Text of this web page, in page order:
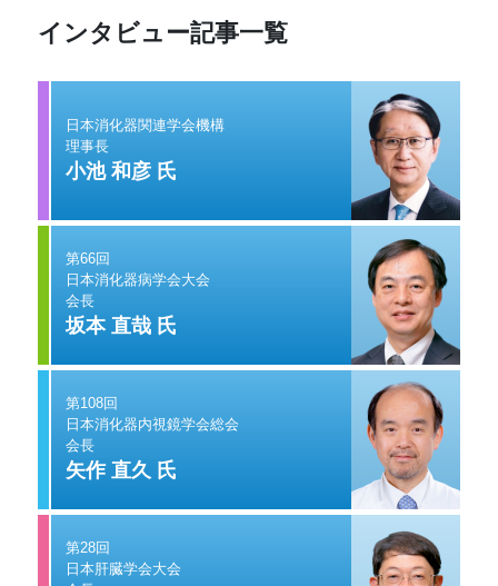
インタビュー記事一覧
日本消化器関連学会機構
理事長
小池 和彦 氏
第66回
日本消化器病学会大会
会長
坂本 直哉 氏
第108回
日本消化器内視鏡学会総会
会長
矢作 直久 氏
第28回
日本肝臓学会大会